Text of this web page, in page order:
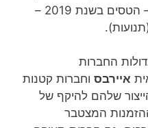
מס' הנוסעים – הטסים בשנת 2019 –
החברות
איירבס וחברות קטנות
שלהם להיקף של
המצטבר